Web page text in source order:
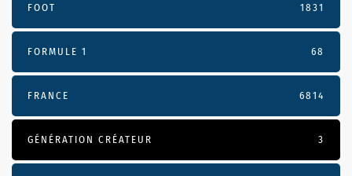
FOOT 1831
FORMULE 1 68
FRANCE 6814
GÉNÉRATION CRÉATEUR 3